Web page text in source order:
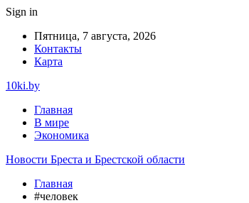
Sign in
Пятница, 7 августа, 2026
Контакты
Карта
10ki.by
Главная
В мире
Экономика
Новости Бреста и Брестской области
Главная
#человек